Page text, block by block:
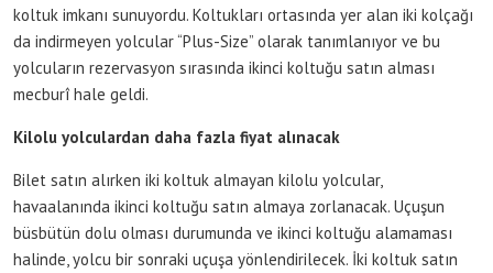
koltuk imkanı sunuyordu. Koltukları ortasında yer alan iki kolçağı
da indirmeyen yolcular “Plus-Size” olarak tanımlanıyor ve bu
yolcuların rezervasyon sırasında ikinci koltuğu satın alması
mecburî hale geldi.
Kilolu yolculardan daha fazla fiyat alınacak
Bilet satın alırken iki koltuk almayan kilolu yolcular,
havaalanında ikinci koltuğu satın almaya zorlanacak. Uçuşun
büsbütün dolu olması durumunda ve ikinci koltuğu alamaması
halinde, yolcu bir sonraki uçuşa yönlendirilecek. İki koltuk satın